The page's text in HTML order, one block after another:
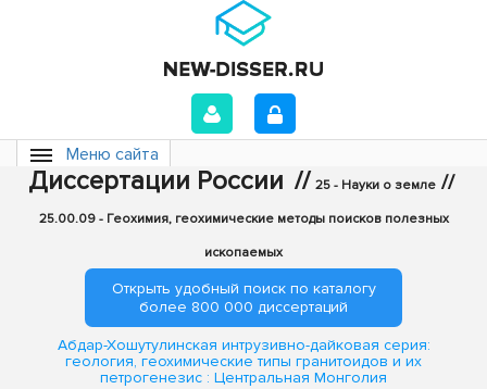
Меню сайта
Диссертации России // 25 - Науки о земле //
25.00.09 - Геохимия, геохимические методы поисков полезных
ископаемых
Открыть удобный поиск по каталогу
более 800 000 диссертаций
Абдар-Хошутулинская интрузивно-дайковая серия:
геология, геохимические типы гранитоидов и их
петрогенезис : Центральная Монголия